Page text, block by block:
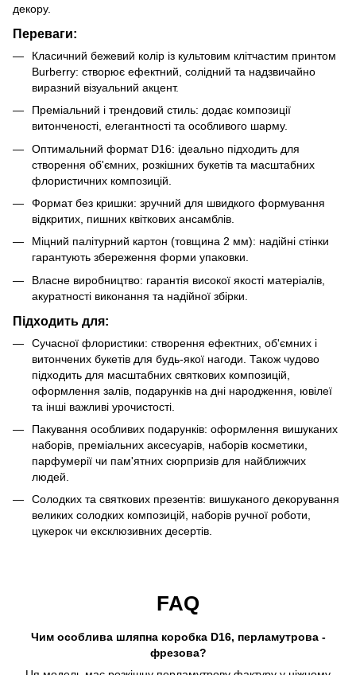
декору.
Переваги:
Класичний бежевий колір із культовим клітчастим принтом
Burberry: створює ефектний, солідний та надзвичайно
виразний візуальний акцент.
Преміальний і трендовий стиль: додає композиції
витонченості, елегантності та особливого шарму.
Оптимальний формат D16: ідеально підходить для
створення об'ємних, розкішних букетів та масштабних
флористичних композицій.
Формат без кришки: зручний для швидкого формування
відкритих, пишних квіткових ансамблів.
Міцний палітурний картон (товщина 2 мм): надійні стінки
гарантують збереження форми упаковки.
Власне виробництво: гарантія високої якості матеріалів,
акуратності виконання та надійної збірки.
Підходить для:
Сучасної флористики: створення ефектних, об'ємних і
витончених букетів для будь-якої нагоди. Також чудово
підходить для масштабних святкових композицій,
оформлення залів, подарунків на дні народження, ювілеї
та інші важливі урочистості.
Пакування особливих подарунків: оформлення вишуканих
наборів, преміальних аксесуарів, наборів косметики,
парфумерії чи пам'ятних сюрпризів для найближчих
людей.
Солодких та святкових презентів: вишуканого декорування
великих солодких композицій, наборів ручної роботи,
цукерок чи ексклюзивних десертів.
FAQ
Чим особлива шляпна коробка D16, перламутрова -
фрезова?